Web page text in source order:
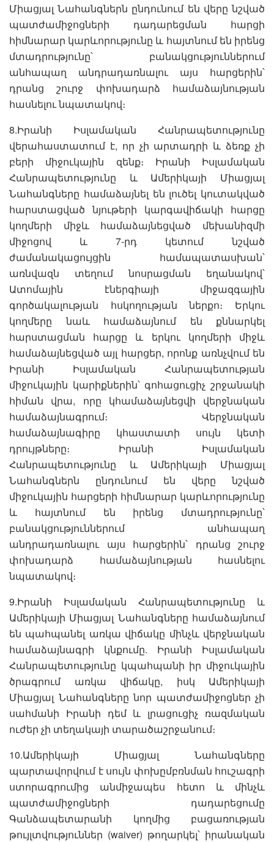
Միացյալ Նահանգներն ընդունում են վերը նշված
պատժամիջոցների դադարեցման հարցի
հիմնարար կարևորությունը և հայտնում են իրենց
մտադրությունը՝ բանակցություններում
անհապաղ անդրադառնալու այս հարցերին՝
դրանց շուրջ փոխադարձ համաձայնության
հասնելու նպատակով։
8.Իրանի Իսլամական Հանրապետությունը
վերահաստատում է, որ չի արտադրի և ձեռք չի
բերի միջուկային զենք։ Իրանի Իսլամական
Հանրապետությունը և Ամերիկայի Միացյալ
Նահանգները համաձայնել են լուծել կուտակված
հարստացված նյութերի կարգավիճակի հարցը
կողմերի միջև համաձայնեցված մեխանիզմի
միջոցով և 7-րդ կետում նշված
ժամանակացույցին համապատասխան՝
առնվազն տեղում նոսրացման եղանակով՝
Ատոմային էներգիայի միջազգային
գործակալության հսկողության ներքո։ Երկու
կողմերը նաև համաձայնում են քննարկել
հարստացման հարցը և երկու կողմերի միջև
համաձայնեցված այլ հարցեր, որոնք առնչվում են
Իրանի Իսլամական Հանրապետության
միջուկային կարիքներին՝ գոհացուցիչ շրջանակի
հիման վրա, որը կհամաձայնեցվի վերջնական
համաձայնագրում։ Վերջնական
համաձայնագիրը կհաստատի սույն կետի
դրույթները։ Իրանի Իսլամական
Հանրապետությունը և Ամերիկայի Միացյալ
Նահանգներն ընդունում են վերը նշված
միջուկային հարցերի հիմնարար կարևորությունը
և հայտնում են իրենց մտադրությունը՝
բանակցություններում անհապաղ
անդրադառնալու այս հարցերին՝ դրանց շուրջ
փոխադարձ համաձայնության հասնելու
նպատակով։
9.Իրանի Իսլամական Հանրապետությունը և
Ամերիկայի Միացյալ Նահանգները համաձայնում
են պահպանել առկա վիճակը մինչև վերջնական
համաձայնագրի կնքումը. Իրանի Իսլամական
Հանրապետությունը կպահպանի իր միջուկային
ծրագրում առկա վիճակը, իսկ Ամերիկայի
Միացյալ Նահանգները նոր պատժամիջոցներ չի
սահմանի Իրանի դեմ և լրացուցիչ ռազմական
ուժեր չի տեղակայի տարածաշրջանում։
10.Ամերիկայի Միացյալ Նահանգները
պարտավորվում է սույն փոխըմբռնման հուշագրի
ստորագրումից անմիջապես հետո և մինչև
պատժամիջոցների դադարեցումը
Գանձապետարանի կողմից բացառության
թույլտվություններ (waiver) թողարկել՝ իրանական